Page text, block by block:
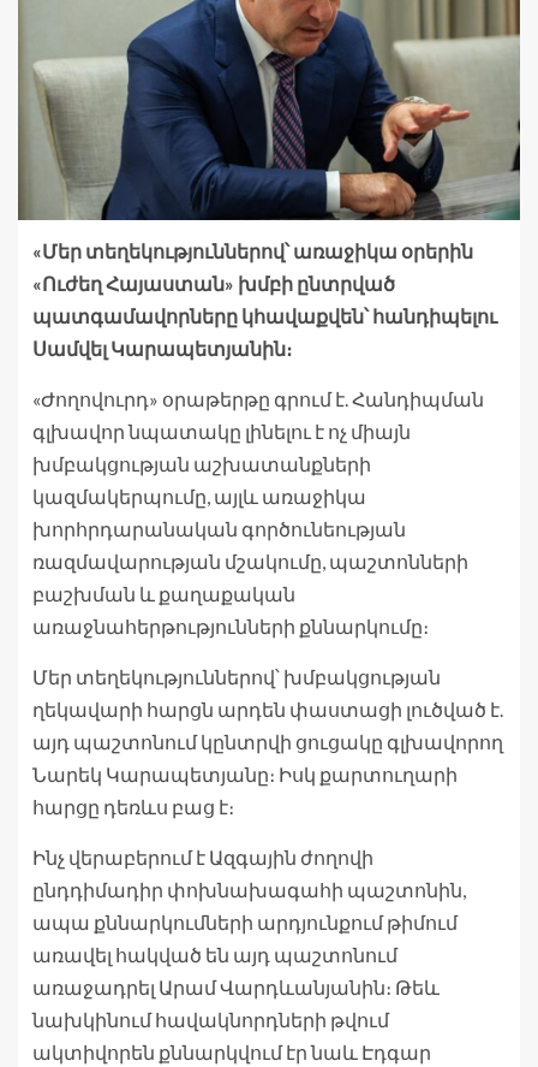
«Մեր տեղեկություններով՝ առաջիկա օրերին
«Ուժեղ Հայաստան» խմբի ընտրված
պատգամավորները կհավաքվեն՝ հանդիպելու
Սամվել Կարապետյանին։
«Ժողովուրդ» օրաթերթը գրում է. Հանդիպման
գլխավոր նպատակը լինելու է ոչ միայն
խմբակցության աշխատանքների
կազմակերպումը, այլև առաջիկա
խորհրդարանական գործունեության
ռազմավարության մշակումը, պաշտոնների
բաշխման և քաղաքական
առաջնահերթությունների քննարկումը։
Մեր տեղեկություններով՝ խմբակցության
ղեկավարի հարցն արդեն փաստացի լուծված է.
այդ պաշտոնում կընտրվի ցուցակը գլխավորող
Նարեկ Կարապետյանը։ Իսկ քարտուղարի
հարցը դեռևս բաց է։
Ինչ վերաբերում է Ազգային ժողովի
ընդդիմադիր փոխնախագահի պաշտոնին,
ապա քննարկումների արդյունքում թիմում
առավել հակված են այդ պաշտոնում
առաջադրել Արամ Վարդևանյանին։ Թեև
նախկինում հավակնորդների թվում
ակտիվորեն քննարկվում էր նաև Էդգար